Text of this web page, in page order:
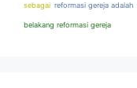
sebagai reformasi gereja adalah
belakang reformasi gereja